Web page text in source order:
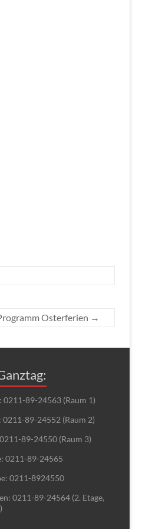
Osterferien →
0211-89-24563 (Raum 1)
0211-89-24552 (Raum 2)
89-24550 (Raum 3)
0211-89-24565
0211-8924550
0211-89-24564 (2. Etage,